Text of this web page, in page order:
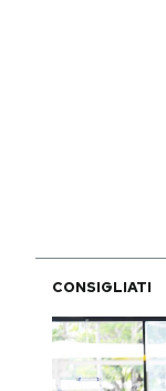
CONSIGLIATI